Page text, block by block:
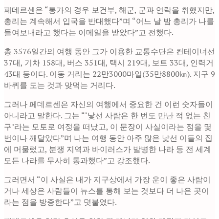
페데르센은 “통가의 경우 보건부, 해군, 군과 연락을 취했지만,
총리는 계속해서 입국을 반대했다”며 “어느 날 밤 총리가 나를
들여보내라고 했다는 이메일을 받았다”고 전했다.
총 3576일간의 여행 동안 그가 이용한 교통수단은 컨테이너선
37대, 기차 158대, 버스 351대, 택시 219대, 보트 33대, 인력거
43대 등이다. 이동 거리는 22만3000마일(35만8800㎞). 지구 9
바퀴를 도는 것과 맞먹는 거리다.
그러나 페데르센은 자신의 여행에서 중요한 건 이런 숫자들이
아니라고 말한다. 그는 “‘낯선 사람은 한 번도 만난 적 없는 친
구’라는 모토로 여정을 떠났고, 이 문장이 사실이라는 점을 몇
번이나 깨달았다”며 나는 여행 동안 아주 많은 낯선 이들의 집
에 머물렀고, 분쟁 지역과 바이러스가 발병한 나라 등 전 세계
모든 나라를 무사히 통과했다”고 강조했다.
그러면서 “이 사실은 내가 지구상에서 가장 운이 좋은 사람이
거나 세상은 사람들이 뉴스를 통해 보는 것보다 더 나은 곳이
라는 점을 방증한다”고 덧붙였다.